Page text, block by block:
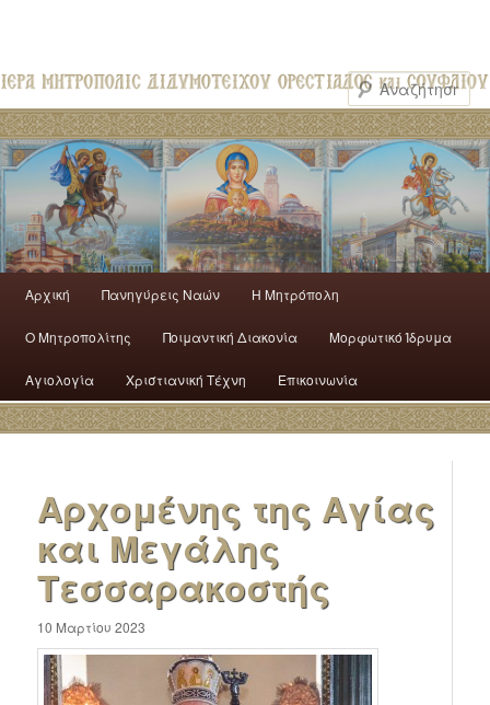
Αρχική Πανηγύρεις Ναών H Mητρόπολη
Ο Mητροπολίτης Ποιμαντική Διακονία Μορφωτικό Ίδρυμα
Αγιολογία Χριστιανική Τέχνη Επικοινωνία
Αρχομένης της Αγίας
και Μεγάλης
Τεσσαρακοστής
10 Μαρτίου 2023